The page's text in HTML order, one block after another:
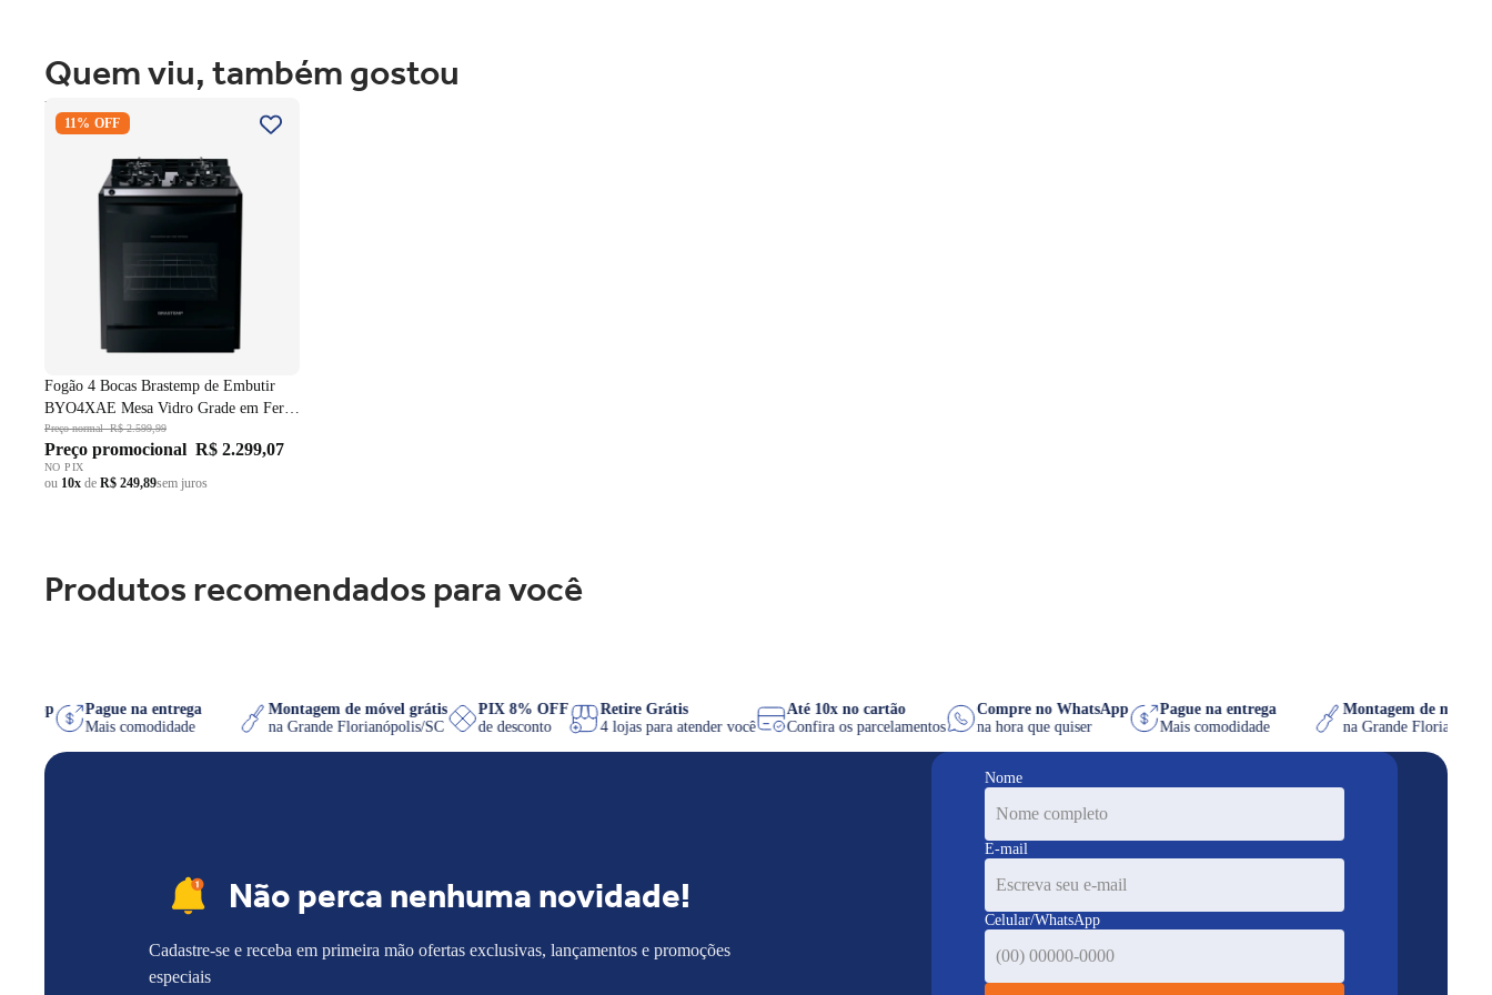
Quem viu, também gostou
Fogão 4 Bocas Brastemp de
Embutir BYO4XAE Mesa Vidro
Chama Preto Bivolt
11% OFF
Fogão 4 Bocas Brastemp de Embutir
BYO4XAE Mesa Vidro Grade em Ferro
Fundido Dupla Chama Preto Bivolt
Preço normalR$ 2.599,99
Preço promocional R$ 2.299,07
NO PIX
ou 10x de R$ 249,89sem juros
Produtos recomendados para você
WhatsApp
Pague na entrega
Mais comodidade
Montagem de móvel grátis
na Grande Florianópolis/SC
PIX 8% OFF
de desconto
Retire Grátis
4 lojas para atender você
Até 10x no cartão
Confira os parcelamentos
Compre no WhatsApp
na hora que quiser
Pague na entrega
Mais comodidade
Montagem de
na Grande
Não perca nenhuma novidade!
Cadastre-se e receba em primeira mão ofertas exclusivas, lançamentos e promoções
especiais
Nome
E-mail
Celular/WhatsApp